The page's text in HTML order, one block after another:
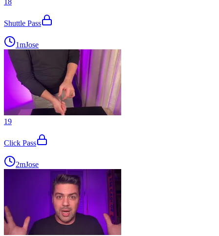
Shuttle Pass
1mJose
19
Click Pass
2mJose